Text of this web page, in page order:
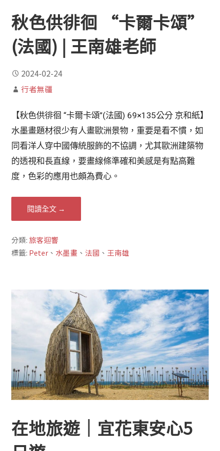
秋色供徘徊 “卡爾卡頌”
(法國) | 王南雄老師
2024-02-24
行者無疆
【秋色供徘徊 “卡爾卡頌”(法國) 69×135公分 京和紙】
水墨畫題材很少有人畫歐洲景物，重要是看不慣，如
同看洋人穿中國傳統服飾的不協調，尤其歐洲建築物
的透視和長直線，要畫線條準確和美感是有點高難
度，色彩的應用也頗為費心。
閱讀全文 →
分類:旅客迴響
標籤: Peter 、 水墨畫 、 法國 、 王南雄
在地旅遊｜宜花東安心5